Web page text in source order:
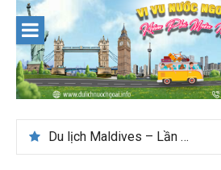
content
Du lịch Maldives – Lần đầu nên đi đâu, chơi gì?